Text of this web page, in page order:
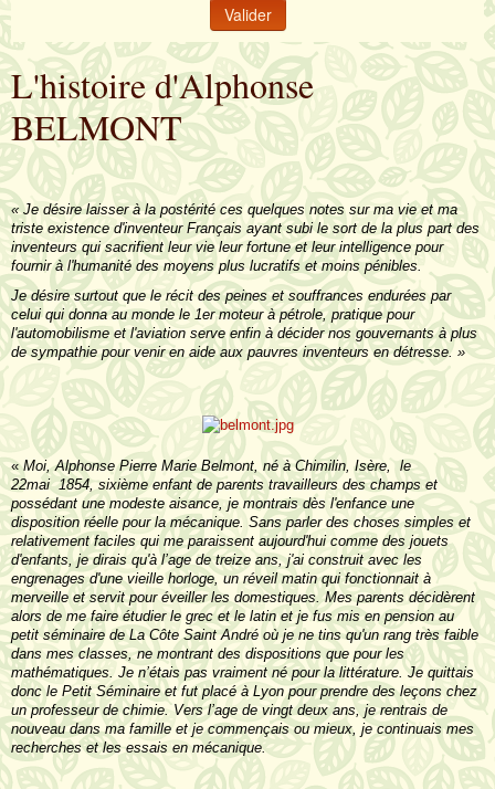
L'histoire d'Alphonse
BELMONT
« Je désire laisser à la postérité ces quelques notes sur ma vie et ma
triste existence d'inventeur Français ayant subi le sort de la plus part des
inventeurs qui sacrifient leur vie leur fortune et leur intelligence pour
fournir à l'humanité des moyens plus lucratifs et moins pénibles.
Je désire surtout que le récit des peines et souffrances endurées par
celui qui donna au monde le 1er moteur à pétrole, pratique pour
l'automobilisme et l'aviation serve enfin à décider nos gouvernants à plus
de sympathie pour venir en aide aux pauvres inventeurs en détresse. »
«Moi, Alphonse Pierre Marie Belmont, né à Chimilin, Isère, le
22mai 1854, sixième enfant de parents travailleurs des champs et
possédant une modeste aisance, je montrais dès l'enfance une
disposition réelle pour la mécanique. Sans parler des choses simples et
relativement faciles qui me paraissent aujourd'hui comme des jouets
d'enfants, je dirais qu'à l’age de treize ans, j'ai construit avec les
engrenages d'une vieille horloge, un réveil matin qui fonctionnait à
merveille et servit pour éveiller les domestiques. Mes parents décidèrent
alors de me faire étudier le grec et le latin et je fus mis en pension au
petit séminaire deLa Côte SaintAndré où je ne tins qu'un rang très faible
dans mes classes, ne montrant des dispositions que pour les
mathématiques. Je n’étais pas vraiment né pour la littérature. Je quittais
donc le Petit Séminaire et fut placé à Lyon pour prendre des leçons chez
un professeur de chimie. Vers l’age de vingt deux ans, je rentrais de
nouveau dans ma famille et je com­mençais ou mieux, je continuais mes
recherches et les essais en mécanique.